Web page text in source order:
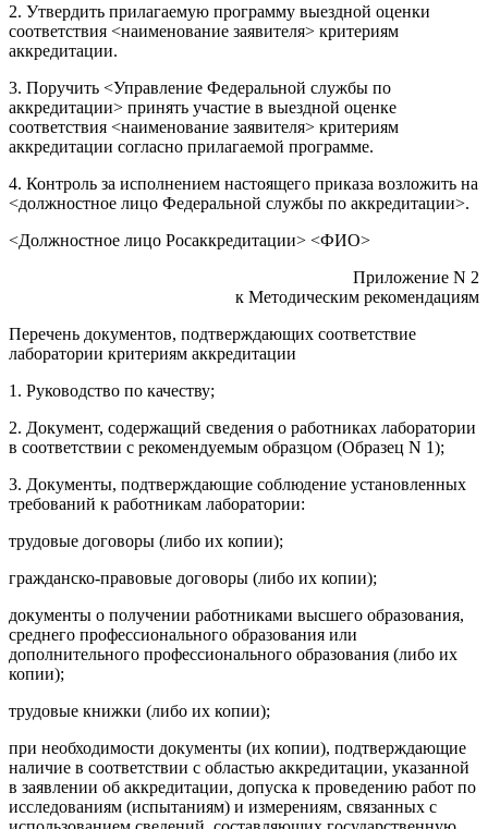
2. Утвердить прилагаемую программу выездной оценки
соответствия <наименование заявителя> критериям
аккредитации.
3. Поручить <Управление Федеральной службы по
аккредитации> принять участие в выездной оценке
соответствия <наименование заявителя> критериям
аккредитации согласно прилагаемой программе.
4. Контроль за исполнением настоящего приказа возложить на
<должностное лицо Федеральной службы по аккредитации>.
<Должностное лицо Росаккредитации> <ФИО>
Приложение N 2
к Методическим рекомендациям
Перечень документов, подтверждающих соответствие
лаборатории критериям аккредитации
1. Руководство по качеству;
2. Документ, содержащий сведения о работниках лаборатории
в соответствии с рекомендуемым образцом (Образец N 1);
3. Документы, подтверждающие соблюдение установленных
требований к работникам лаборатории:
трудовые договоры (либо их копии);
гражданско-правовые договоры (либо их копии);
документы о получении работниками высшего образования,
среднего профессионального образования или
дополнительного профессионального образования (либо их
копии);
трудовые книжки (либо их копии);
при необходимости документы (их копии), подтверждающие
наличие в соответствии с областью аккредитации, указанной
в заявлении об аккредитации, допуска к проведению работ по
исследованиям (испытаниям) и измерениям, связанных с